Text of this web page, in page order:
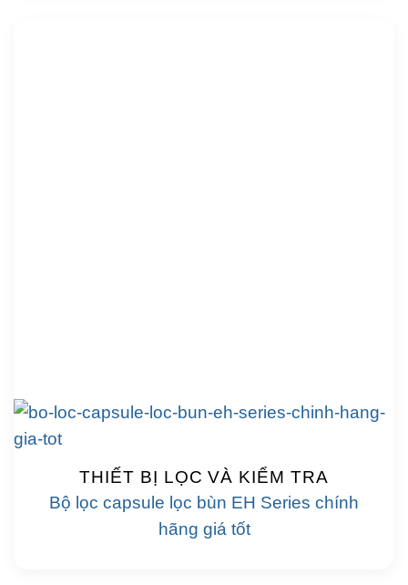
THIẾT BỊ LỌC VÀ KIỂM TRA
Bộ lọc capsule lọc bùn EH Series chính
hãng giá tốt